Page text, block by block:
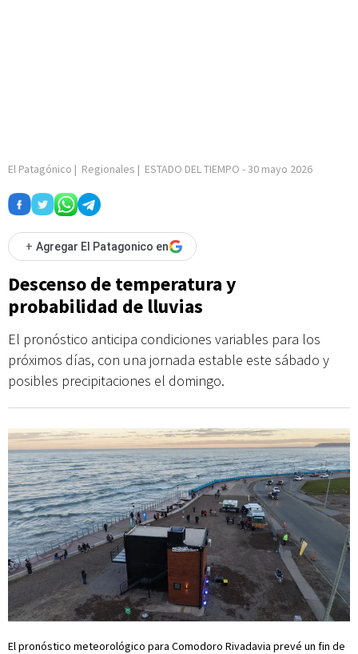
El Patagónico | Regionales | ESTADO DEL TIEMPO -30 mayo 2026
+ Agregar El Patagonico en
Descenso de temperatura y
probabilidad de lluvias
El pronóstico anticipa condiciones variables para los
próximos días, con una jornada estable este sábado y
posibles precipitaciones el domingo.
El pronóstico meteorológico para Comodoro Rivadavia prevé un fin de